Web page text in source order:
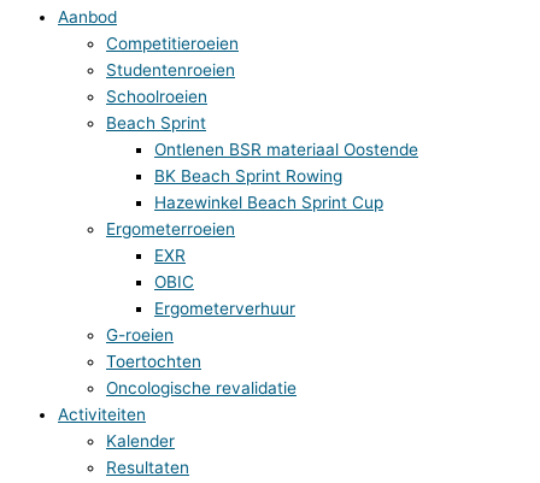
Aanbod
Competitieroeien
Studentenroeien
Schoolroeien
Beach Sprint
Ontlenen BSR materiaal Oostende
BK Beach Sprint Rowing
Hazewinkel Beach Sprint Cup
Ergometerroeien
EXR
OBIC
Ergometerverhuur
G-roeien
Toertochten
Oncologische revalidatie
Activiteiten
Kalender
Resultaten